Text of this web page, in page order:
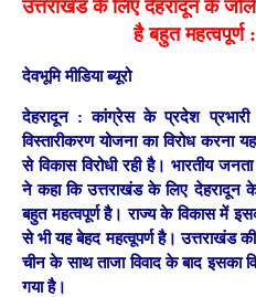
उत्तराखंड के लिए देहरादून के
है बहुत महत्वपूर्ण
देवभूमि मीडिया ब्यूरो
देहरादून : कांग्रेस के प्रदेश प्रभारी
विस्तारीकरण योजना का विरोध करना
से विकास विरोधी रही है। भारतीय
ने कहा कि उत्तराखंड के लिए देहरादून के
बहुत महत्वपूर्ण है। राज्य के विकास में
से भी यह बेहद महत्वूपर्ण है। उत्तराखंड
चीन के साथ ताजा विवाद के बाद इसका
गया है।